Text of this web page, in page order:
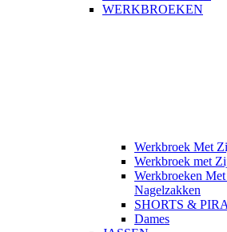
WERKBROEKEN
Werkbroek Met
Werkbroek met
Werkbroeken
Nagelzakken
SHORTS &
Dames